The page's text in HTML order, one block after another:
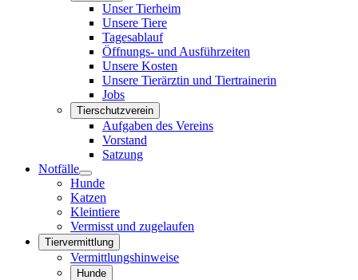
Unser Tierheim
Unsere Tiere
Tagesablauf
Öffnungs- und Ausführzeiten
Unsere Kosten
Unsere Tierärztin und Tiertrainerin
Jobs
Tierschutzverein
Aufgaben des Vereins
Vorstand
Satzung
Notfälle
Hunde
Katzen
Kleintiere
Vermisst und zugelaufen
Tiervermittlung
Vermittlungshinweise
Hunde